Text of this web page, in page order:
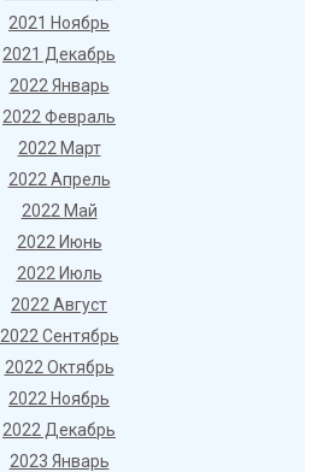
2021 Ноябрь
2021 Декабрь
2022 Январь
2022 Февраль
2022 Март
2022 Апрель
2022 Май
2022 Июнь
2022 Июль
2022 Август
2022 Сентябрь
2022 Октябрь
2022 Ноябрь
2022 Декабрь
2023 Январь